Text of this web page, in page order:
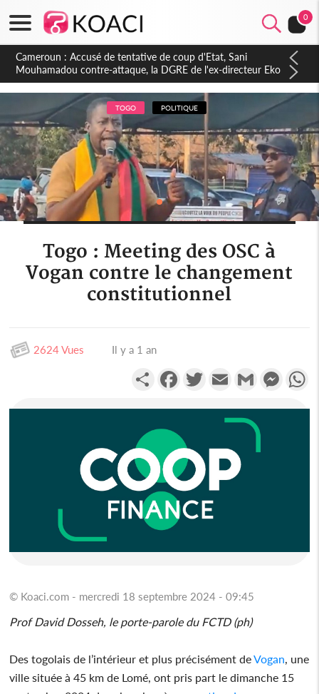
0
Cameroun : Un président absent, une nation sous tension, ce
que révèlent les marchés obligataires camerounais
TOGO POLITIQUE
Togo : Meeting des OSC à
Vogan contre le changement
constitutionnel
2624 Vues Il y a 1 an
PartagerFacebookTwitterEmail Gmail
© Koaci.com - mercredi 18 septembre 2024 - 09:45
Prof David Dosseh, le porte-parole du FCTD (ph)
Des togolais de l’intérieur et plus précisément deVogan , une
ville située à 45 km de Lomé, ont pris part le dimanche 15